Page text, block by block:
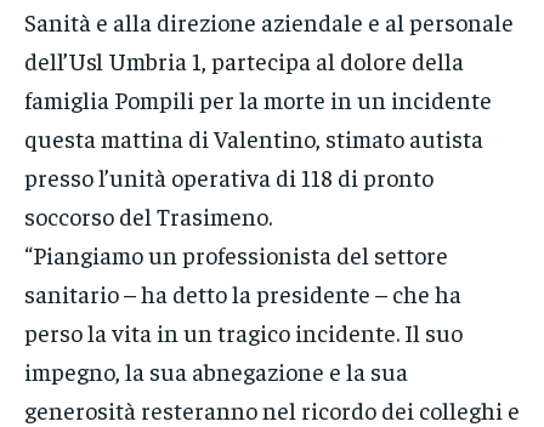
Sanità e alla direzione aziendale e al personale
dell’Usl Umbria 1, partecipa al dolore della
famiglia Pompili per la morte in un incidente
questa mattina di Valentino, stimato autista
presso l’unità operativa di 118 di pronto
soccorso del Trasimeno.
“Piangiamo un professionista del settore
sanitario – ha detto la presidente – che ha
perso la vita in un tragico incidente. Il suo
impegno, la sua abnegazione e la sua
generosità resteranno nel ricordo dei colleghi e